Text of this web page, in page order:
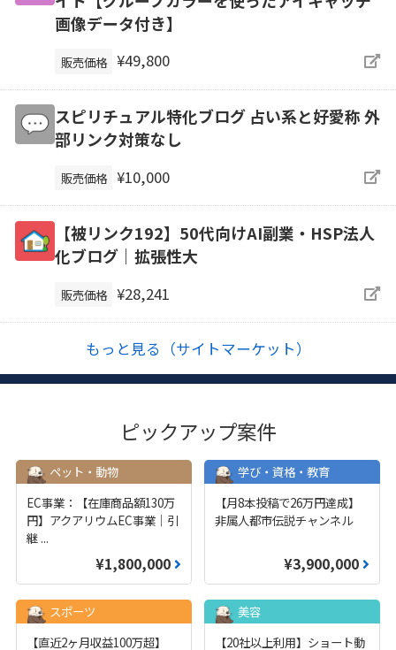
画像データ付き】
販売価格 ¥49,800
スピリチュアル特化ブログ 占い系と好愛称 外
部リンク対策なし
販売価格 ¥10,000
【被リンク192】50代向けAI副業・HSP法人
化ブログ｜拡張性大
販売価格 ¥28,241
もっと見る（サイトマーケット）
ピックアップ案件
ペット・動物
EC事業：【在庫商品額130万
円】アクアリウムEC事業｜引
継 ...
¥1,800,000
学び・資格・教育
【月8本投稿で26万円達成】
非属人都市伝説チャンネル
¥3,900,000
スポーツ
【直近2ヶ月収益100万超】
美容
【20社以上利用】ショート動